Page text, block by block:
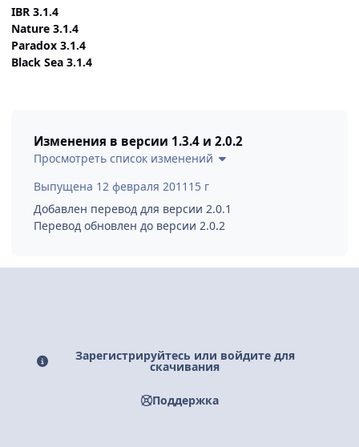
IBR 3.1.4
Nature 3.1.4
Paradox 3.1.4
Black Sea 3.1.4
Изменения в версии 1.3.4 и 2.0.2
Просмотреть список изменений
Выпущена 12 февраля 2011 15 г
Добавлен перевод для версии 2.0.1
Перевод обновлен до версии 2.0.2
Зарегистрируйтесь или войдите для
скачивания
Поддержка